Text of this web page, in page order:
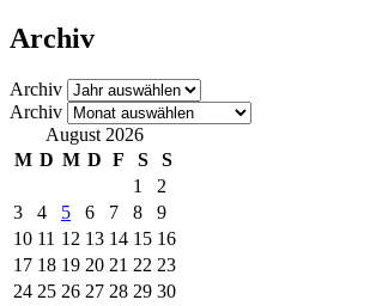
Archiv
Archiv
Archiv
August 2026
M D M D F S
S
1
2
3
4 5 6 7 8
9
10 11 12 13 14 15 16
17 18 19 20 21 22 23
24 25 26 27 28 29 30